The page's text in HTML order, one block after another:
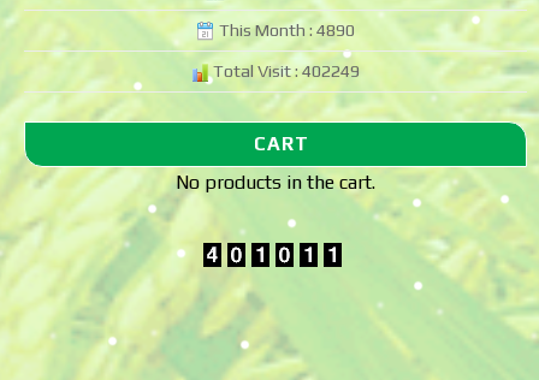
This Month : 4890
Total Visit : 402249
CART
No products in the cart.